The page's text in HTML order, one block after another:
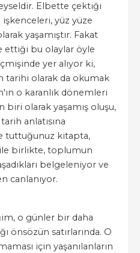
Elbette çektiği
işkenceleri, yüz yüze
yaşamıştır. Fakat
ettiği bu olaylar öyle
yer alıyor ki,
tarihi olarak da okumak
o karanlık dönemleri
biri olarak yaşamış oluşu,
anlatısına
tuttuğunuz kitapta,
ile birlikte, toplumun
belgeleniyor ve
canlanıyor.
o günler bir daha
önsözün satırlarında. O
için yaşanılanların